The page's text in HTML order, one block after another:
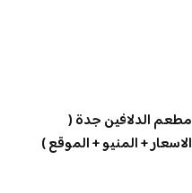
مطعم الدلافين جدة (
الاسعار + المنيو + الموقع )